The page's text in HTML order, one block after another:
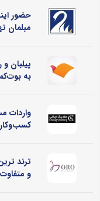
حضور
مبلمان
پیلبان
به
واردات
ترند
و